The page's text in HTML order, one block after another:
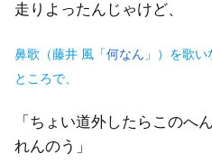
走りよったんじゃけど、
鼻歌（藤井 風 「何なん」
）を歌
ところで、
「ちょい道外したらこのへ
れんのう」